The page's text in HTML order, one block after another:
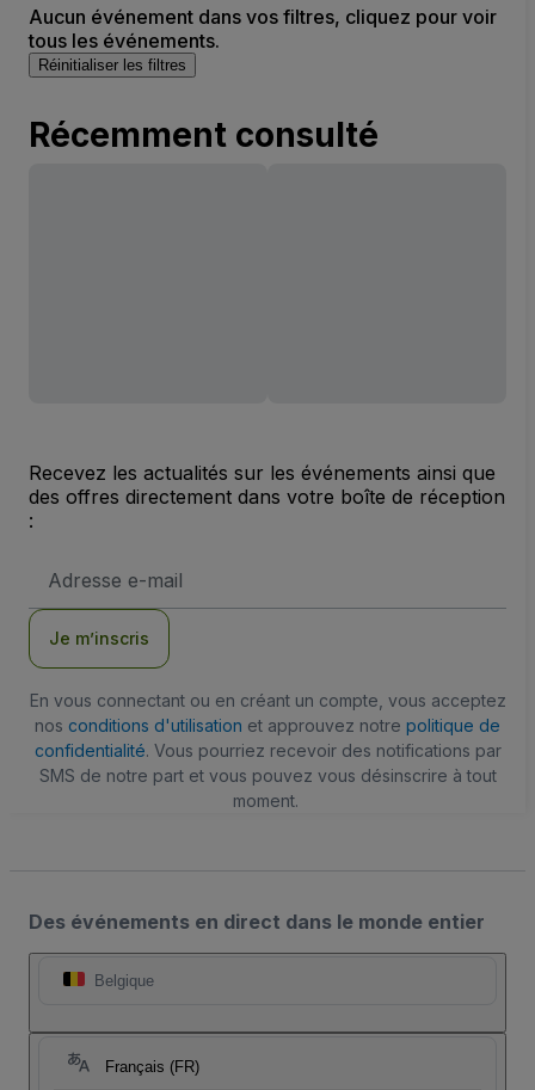
Aucun événement dans vos filtres, cliquez pour voir
tous les événements.
Réinitialiser les filtres
Récemment consulté
Recevez les actualités sur les événements ainsi que
des offres directement dans votre boîte de réception
:
e-
Je m’inscris
En vous connectant ou en créant un compte, vous acceptez
nos conditions d'utilisation et approuvez notre politique de
confidentialité. Vous pourriez recevoir des notifications par
SMS de notre part et vous pouvez vous désinscrire à tout
moment.
Des événements en direct dans le monde entier
Belgique
Français (FR)